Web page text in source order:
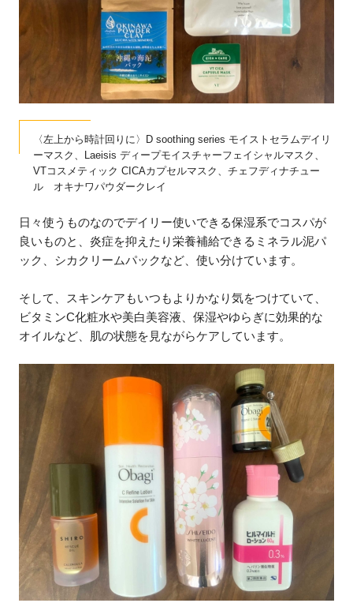
〈左上から時計回りに〉D soothing series モイストセラムデイリ
ーマスク、Laeisis ディープモイスチャーフェイシャルマスク、
VTコスメティック CICAカプセルマスク、チェフディナチュー
ル オキナワパウダークレイ
日々使うものなのでデイリー使いできる保湿系でコスパが
良いものと、炎症を抑えたり栄養補給できるミネラル泥パ
ック、シカクリームパックなど、使い分けています。
そして、スキンケアもいつもよりかなり気をつけていて、
ビタミンC化粧水や美白美容液、保湿やゆらぎに効果的な
オイルなど、肌の状態を見ながらケアしています。